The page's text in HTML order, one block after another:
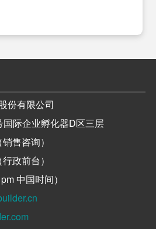
份有限公司
际企业孵化器D区三层
售咨询）
政前台）
中国时间）